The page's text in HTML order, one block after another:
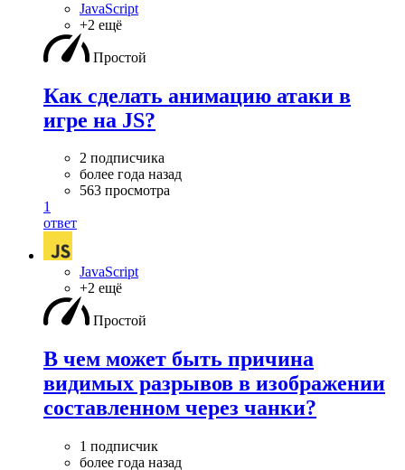
JavaScript
+2 ещё
Простой
Как сделать анимацию атаки в
игре на JS?
2 подписчика
более года назад
563 просмотра
1
ответ
JavaScript
+2 ещё
Простой
В чем может быть причина
видимых разрывов в изображении
составленном через чанки?
1 подписчик
более года назад